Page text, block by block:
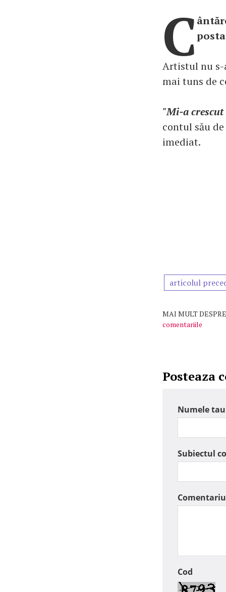
C
Artistul nu s-
mai tuns de
"Mi-a
contul său
imediat.
articolul
MAI MULT
comentariile
Posteaza
Numele tau
Subiectul
Cod